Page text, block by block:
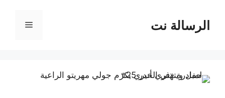
المحتوىالرسالة نت القائمة